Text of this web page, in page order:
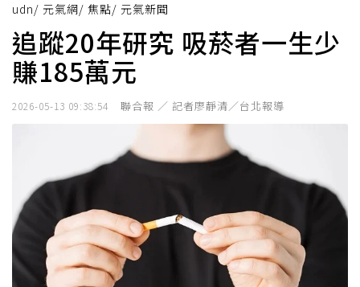
udn/ 元氣網/ 焦點/ 元氣新聞
追蹤20年研究 吸菸者一生少
賺185萬元
2026-05-13 09:38:54 聯合報 ／ 記者廖靜清／台北報導